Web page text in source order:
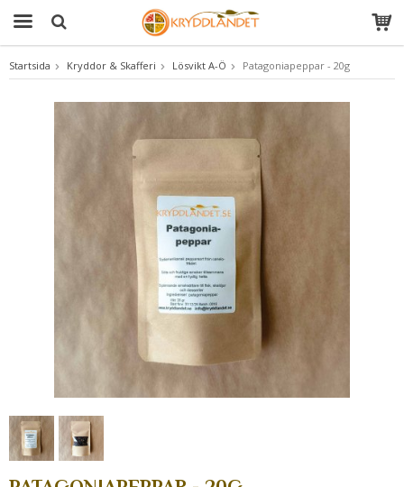
Produkten har blivit tillagd i varukorgen
Startsida Kryddor & Skafferi Lösvikt A-Ö Patagoniapeppar - 20g